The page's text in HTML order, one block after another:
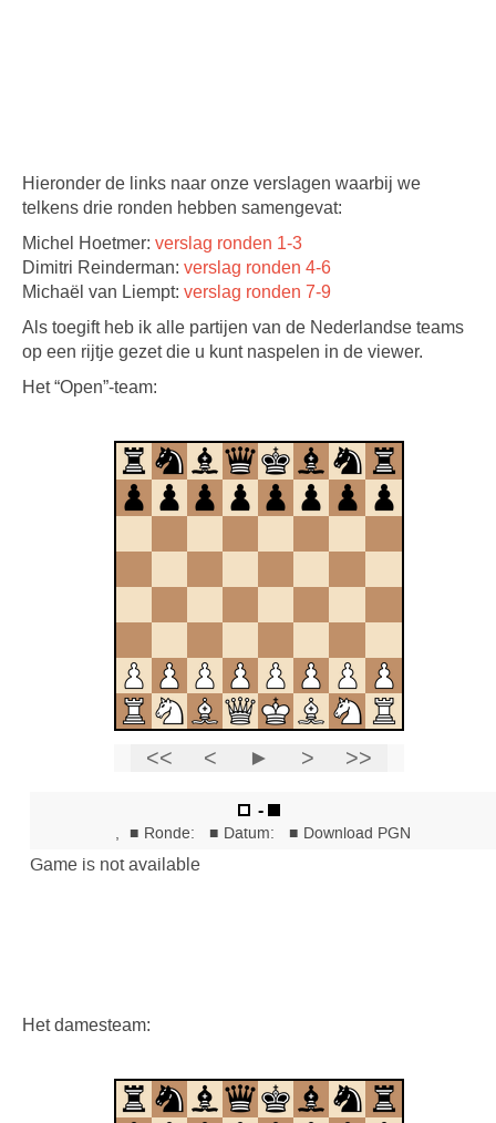
Hieronder de links naar onze verslagen waarbij we
telkens drie ronden hebben samengevat:
Michel Hoetmer: verslag ronden 1-3
Dimitri Reinderman: verslag ronden 4-6
Michaël van Liempt: verslag ronden 7-9
Als toegift heb ik alle partijen van de Nederlandse teams
op een rijtje gezet die u kunt naspelen in de viewer.
Het “Open”-team:
Het damesteam: